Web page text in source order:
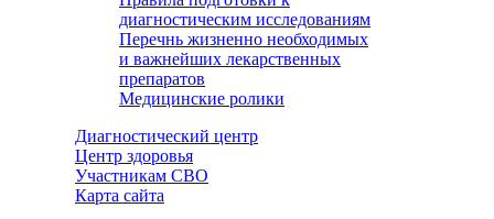
диагностическим исследованиям
Перечнь жизненно необходимых
и важнейших лекарственных
препаратов
Медицинские ролики
Диагностический центр
Центр здоровья
Участникам СВО
Карта сайта